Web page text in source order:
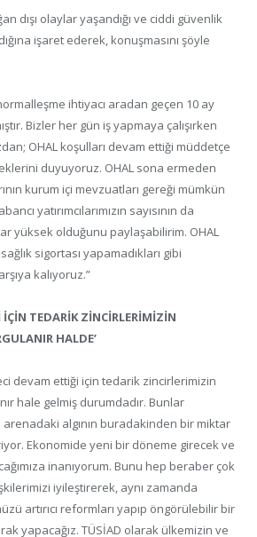
dışı olaylar yaşandığı ve ciddi güvenlik
işaret ederek, konuşmasını şöyle
ihtiyacı aradan geçen 10 ay
Bizler her gün iş yapmaya çalışırken
OHAL koşulları devam ettiği müddetçe
duyuyoruz. OHAL sona ermeden
kurum içi mevzuatları gereği mümkün
yatırımcılarımızın sayısının da
yüksek olduğunu paylaşabilirim. OHAL
sigortası yapamadıkları gibi
kalıyoruz.”
TEDARİK ZİNCİRLERİMİZİN
HALDE’
devam ettiği için tedarik zincirlerimizin
hale gelmiş durumdadır. Bunlar
algının buradakinden bir miktar
Ekonomide yeni bir döneme girecek ve
inanıyorum. Bunu hep beraber çok
iyileştirerek, aynı zamanda
artırıcı reformları yapıp öngörülebilir bir
yapacağız. TÜSİAD olarak ülkemizin ve